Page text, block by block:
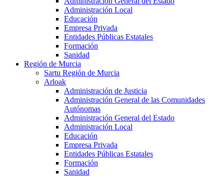
Administración Local
Educación
Empresa Privada
Entidades Públicas Estatales
Formación
Sanidad
Región de Murcia
Sartu Región de Murcia
Arloak
Administración de Justicia
Administración General de las Comunidades
Autónomas
Administración General del Estado
Administración Local
Educación
Empresa Privada
Entidades Públicas Estatales
Formación
Sanidad